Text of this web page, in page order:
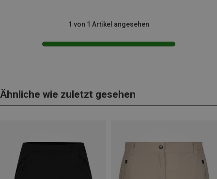
1 von 1 Artikel angesehen
Ähnliche wie zuletzt gesehen